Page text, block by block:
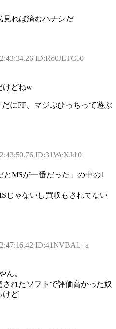
見れば済むハナシだ
ID:Ro0JLTC60
けどねw
にFF、マジぶひっちって遊ぶ
ID:31WeXJdt0
MSが一番だった」の中の1
じゃないし買収もされてない
ID:41NVBAL+a
ん。
されたソフトで評価高かった奴
けど